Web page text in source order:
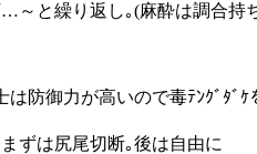
と繰り返し｡(麻酔は調合持
防御力が高いので毒ﾃﾝｸﾞﾀﾞｹ
ずは尻尾切断｡後は自由に